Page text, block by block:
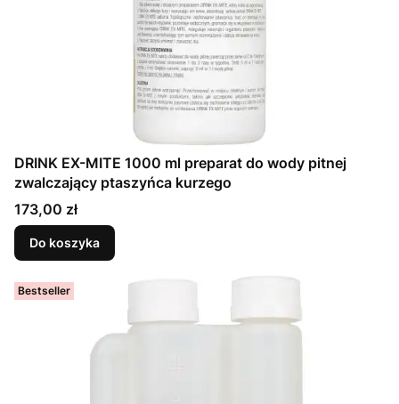
DRINK EX-MITE 1000 ml preparat do wody pitnej
zwalczający ptaszyńca kurzego
Cena
173,00 zł
Do koszyka
Bestseller